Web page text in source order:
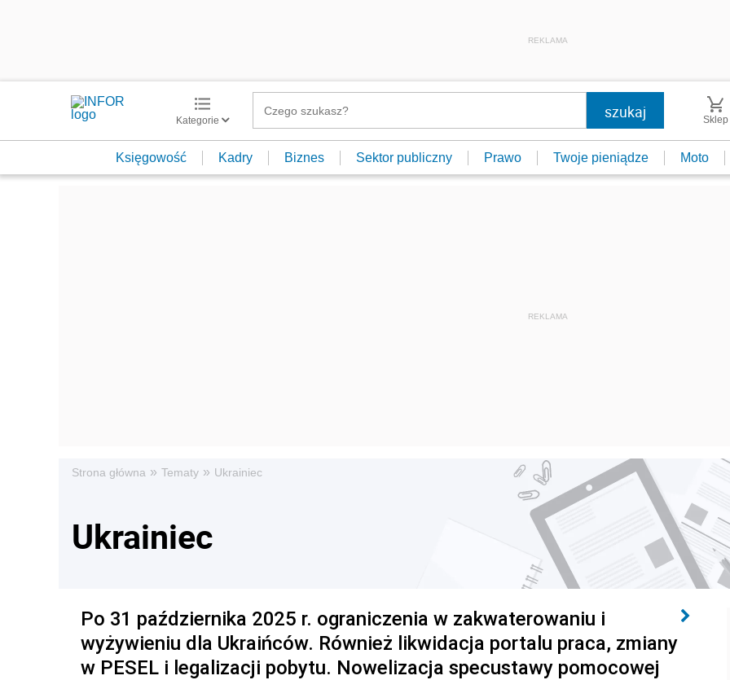
REKLAMA
Kategorie Sklep
Księgowość Kadry Biznes Sektor publiczny Prawo Twoje pieniądze Moto
Strona główna » Tematy » Ukrainiec
Ukrainiec
Po 31 października 2025 r. ograniczenia w zakwaterowaniu i
wyżywieniu dla Ukraińców. Również likwidacja portalu praca, zmiany
w PESEL i legalizacji pobytu. Nowelizacja specustawy pomocowej